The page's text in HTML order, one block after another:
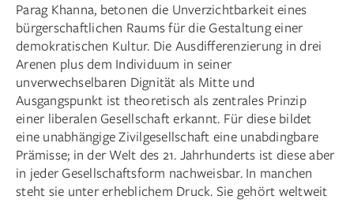
Parag Khanna, betonen die Unverzichtbarkeit eines
bürgerschaftlichen Raums für die Gestaltung einer
demokratischen Kultur. Die Ausdifferenzierung in drei
Arenen plus dem Individuum in seiner
unverwechselbaren Dignität als Mitte und
Ausgangspunkt ist theoretisch als zentrales Prinzip
einer liberalen Gesellschaft erkannt. Für diese bildet
eine unabhängige Zivilgesellschaft eine unabdingbare
Prämisse; in der Welt des 21. Jahrhunderts ist diese aber
in jeder Gesellschaftsform nachweisbar. In manchen
steht sie unter erheblichem Druck. Sie gehört weltweit